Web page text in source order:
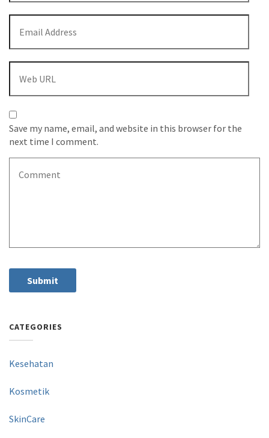
Save my name, email, and website in this browser for the
next time I comment.
CATEGORIES
Kesehatan
Kosmetik
SkinCare